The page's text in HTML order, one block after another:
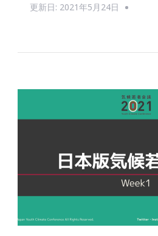
更新日: 2021年5月24日